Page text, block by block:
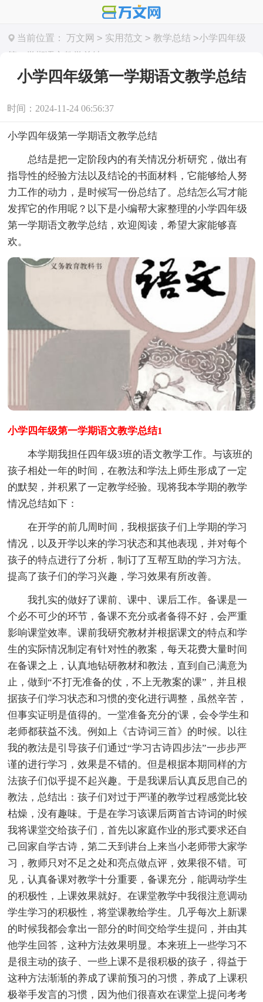
当前位置： 万文网 > 实用范文 > 教学总结 >小学四年级
第一学期语文教学总结
小学四年级第一学期语文教学总结
时间：2024-11-24 06:56:37
小学四年级第一学期语文教学总结
总结是把一定阶段内的有关情况分析研究，做出有
指导性的经验方法以及结论的书面材料，它能够给人努
力工作的动力，是时候写一份总结了。总结怎么写才能
发挥它的作用呢？以下是小编帮大家整理的小学四年级
第一学期语文教学总结，欢迎阅读，希望大家能够喜
欢。
小学四年级第一学期语文教学总结1
本学期我担任四年级3班的语文教学工作。与该班的
孩子相处一年的时间，在教法和学法上师生形成了一定
的默契，并积累了一定教学经验。现将我本学期的教学
情况总结如下：
在开学的前几周时间，我根据孩子们上学期的学习
情况，以及开学以来的学习状态和其他表现，并对每个
孩子的特点进行了分析，制订了互帮互助的学习方法。
提高了孩子们的学习兴趣，学习效果有所改善。
我扎实的做好了课前、课中、课后工作。备课是一
个必不可少的环节，备课不充分或者备得不好，会严重
影响课堂效率。课前我研究教材并根据课文的特点和学
生的实际情况制定有针对性的教案，每天花费大量时间
在备课之上，认真地钻研教材和教法，直到自己满意为
止，做到“不打无准备的仗，不上无教案的课”，并且根
据孩子们学习状态和习惯的变化进行调整，虽然辛苦，
但事实证明是值得的。一堂准备充分的'课，会令学生和
老师都获益不浅。例如上《古诗词三首》的时候。以往
我的教法是引导孩子们通过“学习古诗四步法”一步步严
谨的进行学习，效果是不错的。但是根据本期同样的方
法孩子们似乎提不起兴趣。于是我课后认真反思自己的
教法，总结出：孩子们对过于严谨的教学过程感觉比较
枯燥，没有趣味。于是在学习该课后两首古诗词的时候
我将课堂交给孩子们，首先以家庭作业的形式要求还自
己回家自学古诗，第二天到讲台上来当小老师带大家学
习，教师只对不足之处和亮点做点评，效果很不错。可
见，认真备课对教学十分重要，备课充分，能调动学生
的积极性，上课效果就好。在课堂教学中我很注意调动
学生学习的积极性，将堂课教给学生。几乎每次上新课
的时候我都会拿出一部分的时间交给学生提问，并由其
他学生回答，这种方法效果明显。本来班上一些学习不
是很主动的孩子、一些上课不是很积极的孩子，得益于
这种方法渐渐的养成了课前预习的习惯，养成了上课积
极举手发言的习惯，因为他们很喜欢在课堂上提问考考